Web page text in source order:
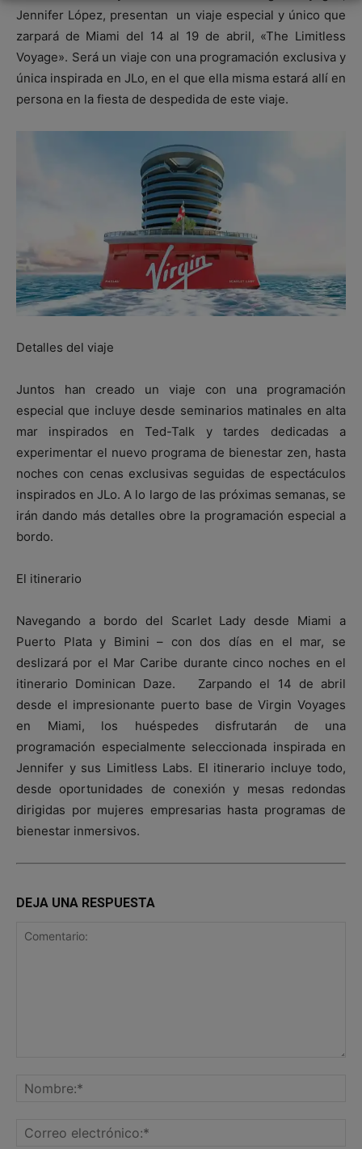
Jennifer López, presentan un viaje especial y único que
zarpará de Miami del 14 al 19 de abril, «The Limitless
Voyage». Será un viaje con una programación exclusiva y
única inspirada en JLo, en el que ella misma estará allí en
persona en la fiesta de despedida de este viaje.
Detalles del viaje
Juntos han creado un viaje con una programación
especial que incluye desde seminarios matinales en alta
mar inspirados en Ted-Talk y tardes dedicadas a
experimentar el nuevo programa de bienestar zen, hasta
noches con cenas exclusivas seguidas de espectáculos
inspirados en JLo. A lo largo de las próximas semanas, se
irán dando más detalles obre la programación especial a
bordo.
El itinerario
Navegando a bordo del Scarlet Lady desde Miami a
Puerto Plata y Bimini – con dos días en el mar, se
deslizará por el Mar Caribe durante cinco noches en el
itinerario Dominican Daze. Zarpando el 14 de abril
desde el impresionante puerto base de Virgin Voyages
en Miami, los huéspedes disfrutarán de una
programación especialmente seleccionada inspirada en
Jennifer y sus Limitless Labs. El itinerario incluye todo,
desde oportunidades de conexión y mesas redondas
dirigidas por mujeres empresarias hasta programas de
bienestar inmersivos.
DEJA UNA RESPUESTA